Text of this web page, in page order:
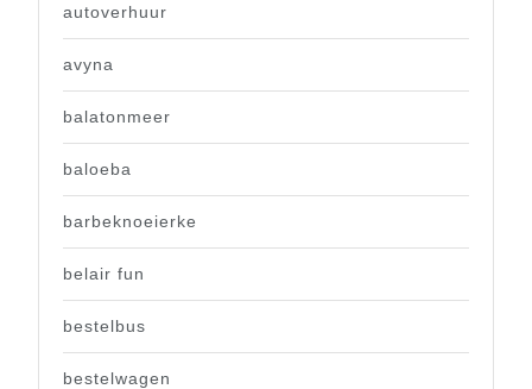
autoverhuur
avyna
balatonmeer
baloeba
barbeknoeierke
belair fun
bestelbus
bestelwagen